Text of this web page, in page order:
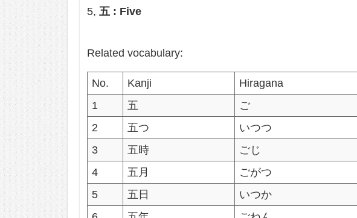
5, 五 : Five
Related vocabulary:
No. Kanji Hiragana
1
五 ご
2
五つ いつつ
3
五時 ごじ
4
五月 ごがつ
5
五日 いつか